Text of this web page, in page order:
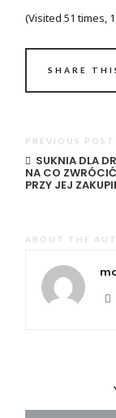
(Visited 51 times,
SHARE
PREVIOUS POST
SUKNIA DLA
NA CO
PRZY JEJ
ABOUT THE